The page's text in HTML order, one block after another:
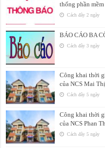
thống phần
Cách đây 2 ngày
BÁO CÁO BA
Cách đây 3 ngày
Công khai thời
của NCS Mai
Cách đây 5 ngày
Công khai thời
của NCS Phan
Cách đây 5 ngày